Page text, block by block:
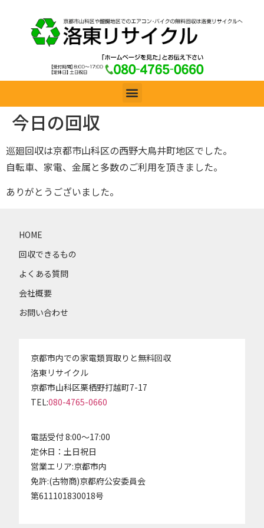
今日の回収
巡廻回収は京都市山科区の西野大鳥井町地区でした。
自転車、家電、金属と多数のご利用を頂きました。
ありがとうございました。
HOME
回収できるもの
よくある質問
会社概要
お問い合わせ
京都市内での家電類買取りと無料回収
洛東リサイクル
京都市山科区栗栖野打越町7-17
TEL:080-4765-0660
電話受付 8:00～17:00
定休日：土日祝日
営業エリア:京都市内
免許:(古物商)京都府公安委員会
第611101830018号